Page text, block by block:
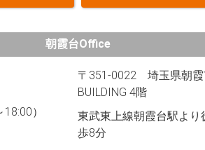
朝霞台Office
）
〒351-0022 埼玉県朝霞
BUILDING 4階
東武東上線朝霞台駅よ
歩8分